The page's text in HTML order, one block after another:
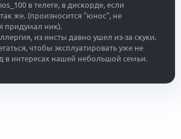
в телеге, в дискорде, если
же. (произносится "юнос", не
придумал ник).
из инсты давно ушел из-за скуки.
чтобы эксплуатировать уже не
в интересах нашей небольшой семьи.